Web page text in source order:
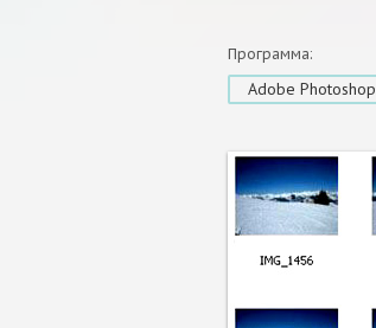
Программа:
Adobe Photoshop